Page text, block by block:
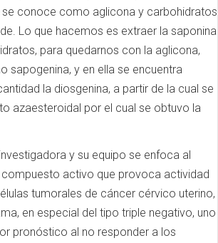
conoce como aglicona y carbohidratos
Lo que hacemos es extraer la saponina
para quedarnos con la aglicona,
sapogenina, y en ella se encuentra
la diosgenina, a partir de la cual se
azaesteroidal por el cual se obtuvo la
y su equipo se enfoca al
activo que provoca actividad
tumorales de cáncer cérvico uterino,
en especial del tipo triple negativo, uno
pronóstico al no responder a los